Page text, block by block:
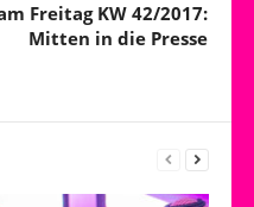
Freitag KW 42/2017:
Mitten in die Presse